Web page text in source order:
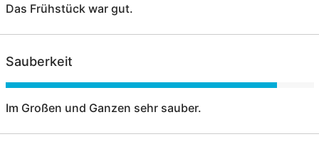
Das Frühstück war gut.
Sauberkeit
Im Großen und Ganzen sehr sauber.